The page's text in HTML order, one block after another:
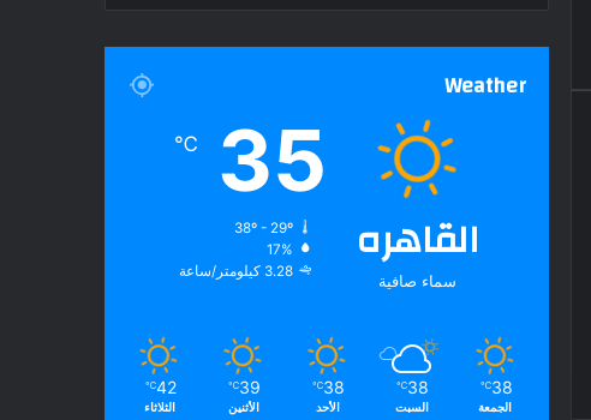
Weather
القاهره
سماء صافية
35
℃
38º - 29º
17%
3.28 كيلومتر/ساعة
38
℃
الجمعة
38
℃
السبت
38
℃
الأحد
39
℃
الأثنين
42
℃
الثلاثاء